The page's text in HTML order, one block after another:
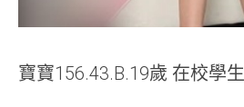
寶寶156.43.B.19歲 在校學生